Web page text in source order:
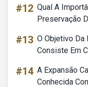
#12 Qual A
Preservação
#13 O Objetivo Da
Consiste Em
#14 A Expansão
Conhecida